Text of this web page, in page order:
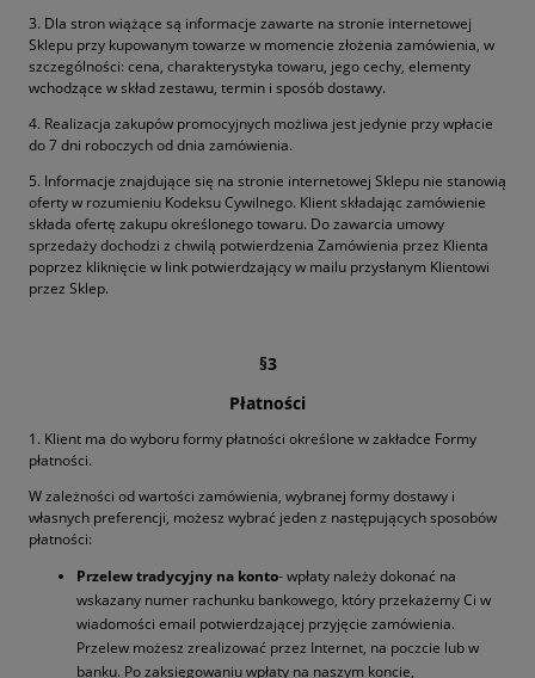
3. Dla stron wiążące są informacje zawarte na stronie internetowej
Sklepu przy kupowanym towarze w momencie złożenia zamówienia, w
szczególności: cena, charakterystyka towaru, jego cechy, elementy
wchodzące w skład zestawu, termin i sposób dostawy.
4. Realizacja zakupów promocyjnych możliwa jest jedynie przy wpłacie
do 7 dni roboczych od dnia zamówienia.
5. Informacje znajdujące się na stronie internetowej Sklepu nie stanowią
oferty w rozumieniu Kodeksu Cywilnego. Klient składając zamówienie
składa ofertę zakupu określonego towaru. Do zawarcia umowy
sprzedaży dochodzi z chwilą potwierdzenia Zamówienia przez Klienta
poprzez kliknięcie w link potwierdzający w mailu przysłanym Klientowi
przez Sklep.
§3
Płatności
1. Klient ma do wyboru formy płatności określone w zakładce Formy
płatności.
W zależności od wartości zamówienia, wybranej formy dostawy i
własnych preferencji, możesz wybrać jeden z następujących sposobów
płatności:
Przelew tradycyjny na konto- wpłaty należy dokonać na
wskazany numer rachunku bankowego, który przekażemy Ci w
wiadomości email potwierdzającej przyjęcie zamówienia.
Przelew możesz zrealizować przez Internet, na poczcie lub w
banku. Po zaksięgowaniu wpłaty na naszym koncie,